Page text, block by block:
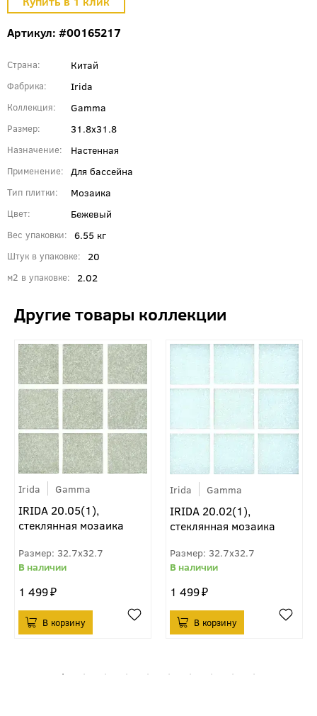
Артикул: #00165217
Страна Китай
Фабрика Irida
Коллекция Gamma
Размер 31.8x31.8
Назначение Настенная
Применение Для бассейна
Тип плитки Мозаика
Цвет Бежевый
Вес упаковки 6.55 кг
Штук в упаковке 20
м2 в упаковке 2.02
Irida Gamma
IRIDA 20.05(1),
стеклянная мозаика
32.7x32.7
1 499
Irida Gamma
IRIDA 20.02(1),
стеклянная мозаика
32.7x32.7
1 499